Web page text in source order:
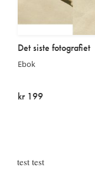
Det siste fotografiet
Ebok
kr 199
test test